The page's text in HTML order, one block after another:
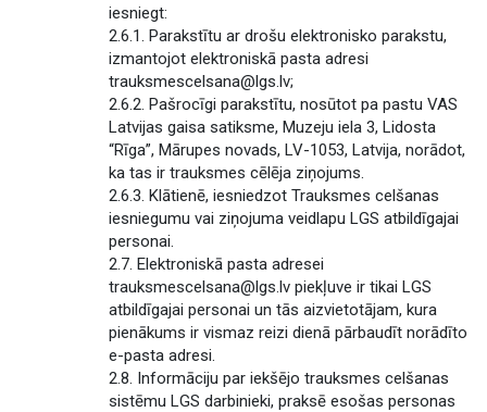
iesniegt:
2.6.1. Parakstītu ar drošu elektronisko parakstu,
izmantojot elektroniskā pasta adresi
trauksmescelsana@lgs.lv;
2.6.2. Pašrocīgi parakstītu, nosūtot pa pastu VAS
Latvijas gaisa satiksme, Muzeju iela 3, Lidosta
“Rīga”, Mārupes novads, LV-1053, Latvija, norādot,
ka tas ir trauksmes cēlēja ziņojums.
2.6.3. Klātienē, iesniedzot Trauksmes celšanas
iesniegumu vai ziņojuma veidlapu LGS atbildīgajai
personai.
2.7. Elektroniskā pasta adresei
trauksmescelsana@lgs.lv piekļuve ir tikai LGS
atbildīgajai personai un tās aizvietotājam, kura
pienākums ir vismaz reizi dienā pārbaudīt norādīto
e-pasta adresi.
2.8. Informāciju par iekšējo trauksmes celšanas
sistēmu LGS darbinieki, praksē esošas personas